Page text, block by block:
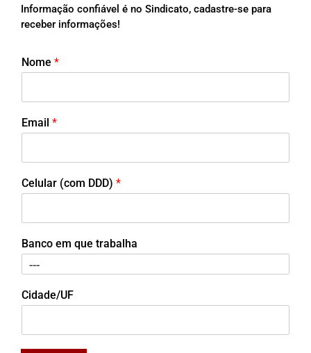
Informação confiável é no Sindicato, cadastre-se para
receber informações!
Nome *
Email *
Celular (com DDD) *
Banco em que trabalha
Cidade/UF